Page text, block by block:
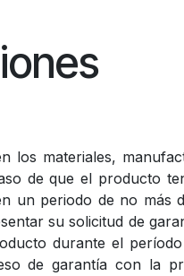
los materiales,
de que el producto
un periodo de no más
su solicitud de
durante el
de garantía con la